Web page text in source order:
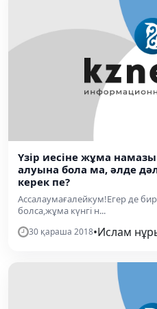
Үзір иесіне жұма
алуына бола ма, әлде
керек пе?
Ассалаумағалейкум!Егер де бир
болса,жұма күнгі н...
30 қараша 2018•Ислам